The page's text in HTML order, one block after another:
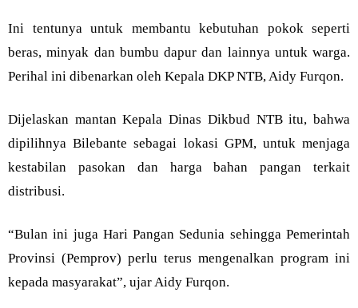
Ini tentunya untuk membantu kebutuhan pokok seperti
beras, minyak dan bumbu dapur dan lainnya untuk warga.
Perihal ini dibenarkan oleh Kepala DKP NTB, Aidy Furqon.
Dijelaskan mantan Kepala Dinas Dikbud NTB itu, bahwa
dipilihnya Bilebante sebagai lokasi GPM, untuk menjaga
kestabilan pasokan dan harga bahan pangan terkait
distribusi.
“Bulan ini juga Hari Pangan Sedunia sehingga Pemerintah
Provinsi (Pemprov) perlu terus mengenalkan program ini
kepada masyarakat”, ujar Aidy Furqon.